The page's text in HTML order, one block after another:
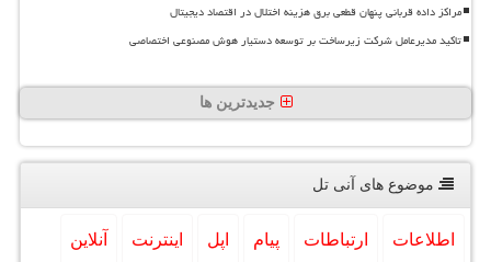
مراکز داده قربانی پنهان قطعی برق هزینه اختلال در اقتصاد دیجیتال
تاکید مدیرعامل شرکت زیرساخت بر توسعه دستیار هوش مصنوعی اختصاصی
جدیدترین ها
موضوع های آنی تل
اطلاعات ارتباطات پیام اپل اینترنت آنلاین